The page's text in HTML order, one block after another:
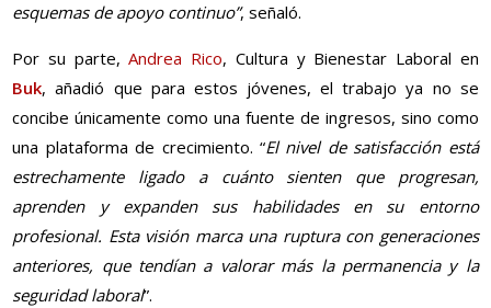
esquemas de apoyo continuo”, señaló.
Por su parte,Andrea Rico, Cultura y Bienestar Laboral en
Buk, añadió que para estos jóvenes, el trabajo ya no se
concibe únicamente como una fuente de ingresos, sino como
una plataforma de crecimiento. “El nivel de satisfacción está
estrechamente ligado a cuánto sienten que progresan,
aprenden y expanden sus habilidades en su entorno
profesional. Esta visión marca una ruptura con generaciones
anteriores, que tendían a valorar más la permanencia y la
seguridad laboral”.